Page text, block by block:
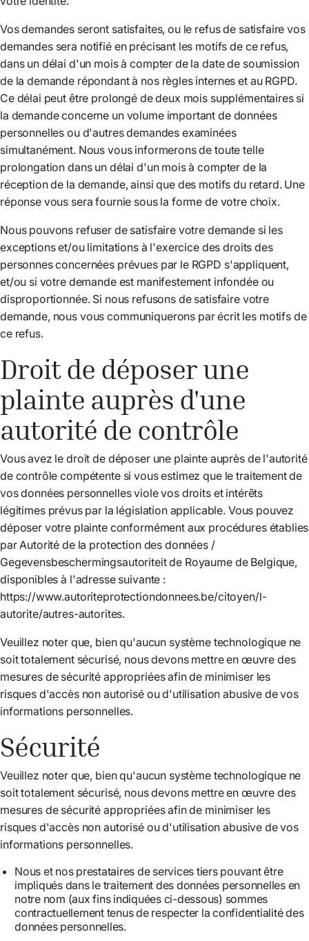
Vos demandes seront satisfaites, ou le refus de satisfaire vos
demandes sera notifié en précisant les motifs de ce refus,
dans un délai d'un mois à compter de la date de soumission
de la demande répondant à nos règles internes et au RGPD.
Ce délai peut être prolongé de deux mois supplémentaires si
la demande concerne un volume important de données
personnelles ou d'autres demandes examinées
simultanément. Nous vous informerons de toute telle
prolongation dans un délai d'un mois à compter de la
réception de la demande, ainsi que des motifs du retard. Une
réponse vous sera fournie sous la forme de votre choix.
Nous pouvons refuser de satisfaire votre demande si les
exceptions et/ou limitations à l'exercice des droits des
personnes concernées prévues par le RGPD s'appliquent,
et/ou si votre demande est manifestement infondée ou
disproportionnée. Si nous refusons de satisfaire votre
demande, nous vous communiquerons par écrit les motifs de
ce refus.
Droit de déposer une
plainte auprès d'une
autorité de contrôle
Vous avez le droit de déposer une plainte auprès de l'autorité
de contrôle compétente si vous estimez que le traitement de
vos données personnelles viole vos droits et intérêts
légitimes prévus par la législation applicable. Vous pouvez
déposer votre plainte conformément aux procédures établies
par Autorité de la protection des données /
Gegevensbeschermingsautoriteit de Royaume de Belgique,
disponibles à l'adresse suivante :
https://www.autoriteprotectiondonnees.be/citoyen/l-
autorite/autres-autorites.
Veuillez noter que, bien qu'aucun système technologique ne
soit totalement sécurisé, nous devons mettre en œuvre des
mesures de sécurité appropriées afin de minimiser les
risques d'accès non autorisé ou d'utilisation abusive de vos
informations personnelles.
Sécurité
Veuillez noter que, bien qu'aucun système technologique ne
soit totalement sécurisé, nous devons mettre en œuvre des
mesures de sécurité appropriées afin de minimiser les
risques d'accès non autorisé ou d'utilisation abusive de vos
informations personnelles.
Nous et nos prestataires de services tiers pouvant être
impliqués dans le traitement des données personnelles en
notre nom (aux fins indiquées ci-dessous) sommes
contractuellement tenus de respecter la confidentialité des
données personnelles.